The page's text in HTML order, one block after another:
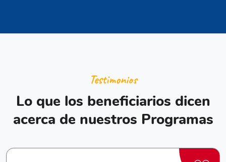
Testimonios
Lo que los beneficiarios dicen
acerca de nuestros Programas